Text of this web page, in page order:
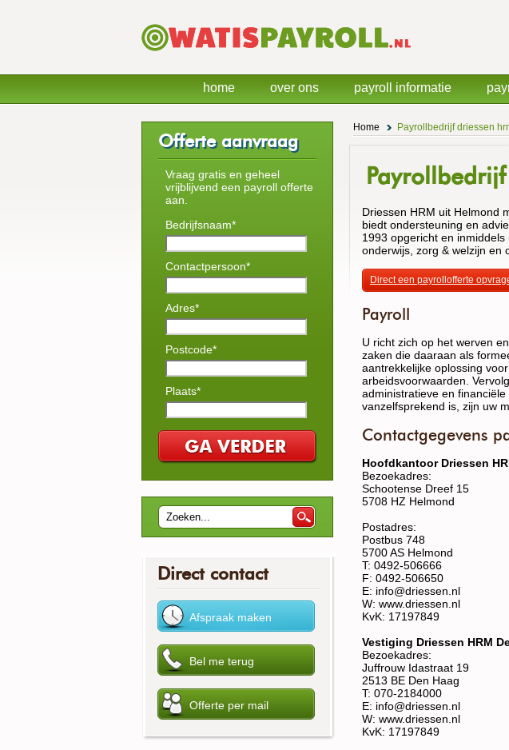
Home Payrollbedrijf driessen
Driessen HRM uit Helmond
biedt ondersteuning en
1993 opgericht en
onderwijs, zorg & welzijn en
Direct een payrollofferte
Payroll
U richt zich op het werven
zaken die daaraan als
aantrekkelijke oplossing
arbeidsvoorwaarden.
administratieve en
vanzelfsprekend is, zijn uw
Contactgegevens
Hoofdkantoor Driessen
Bezoekadres:
Schootense Dreef 15
5708 HZ Helmond
Postadres:
Postbus 748
5700 AS Helmond
T: 0492-506666
F: 0492-506650
E: info@driessen.nl
W: www.driessen.nl
KvK: 17197849
Vestiging Driessen HRM
Bezoekadres:
Juffrouw Idastraat 19
2513 BE Den Haag
T: 070-2184000
E: info@driessen.nl
W: www.driessen.nl
KvK: 17197849
Offerte aanvraag
Vraag gratis en geheel
vrijblijvend een payroll offerte
aan.
Bedrijfsnaam*
Contactpersoon*
Adres*
Postcode*
Plaats*
Direct contact
home over ons payroll informatie